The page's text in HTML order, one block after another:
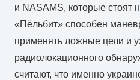
и NASAMS, которые стоят
«Пёльбит» способен
применять ложные цели и
радиолокационного
считают, что именно